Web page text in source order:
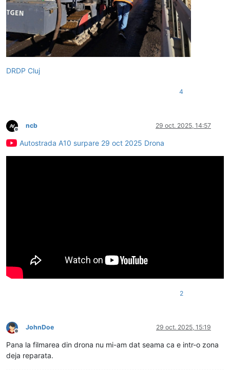
DRDP Cluj
4
Deconectat
ncb 29 oct. 2025, 14:57
Autostrada A10 surpare 29 oct 2025 Drona
2
Deconectat
JohnDoe 29 oct. 2025, 15:19
Pana la filmarea din drona nu mi-am dat seama ca e intr-o zona
deja reparata.